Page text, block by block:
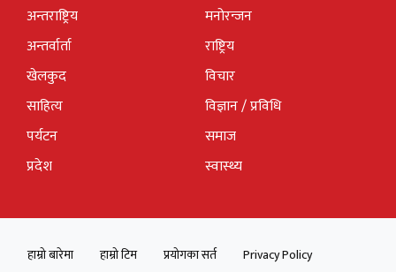
अन्तराष्ट्रिय
अन्तर्वार्ता
खेलकुद
साहित्य
पर्यटन
प्रदेश
मनोरन्जन
राष्ट्रिय
विचार
विज्ञान / प्रविधि
समाज
स्वास्थ्य
हाम्रो बारेमा हाम्रो टिम प्रयोगका सर्त Privacy Policy